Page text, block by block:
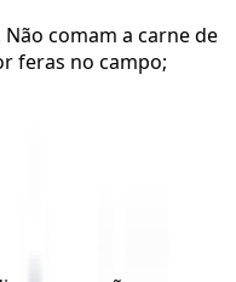
comam a carne de
feras no campo;